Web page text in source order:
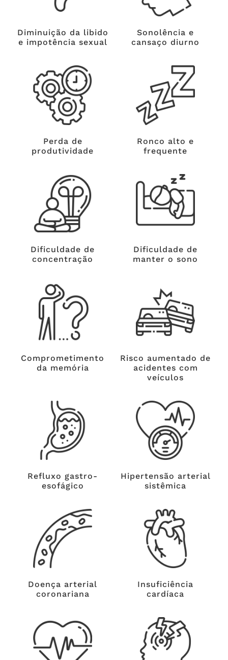
Diminuição da libido
e impotência sexual
Sonolência e
cansaço diurno
Perda de
produtividade
Ronco alto e
frequente
Dificuldade de
concentração
Dificuldade de
manter o sono
Comprometimento
da memória
Risco aumentado de
acidentes com
veículos
Refluxo gastro-
esofágico
Hipertensão arterial
sistêmica
Doença arterial
coronariana
Insuficiência
cardíaca